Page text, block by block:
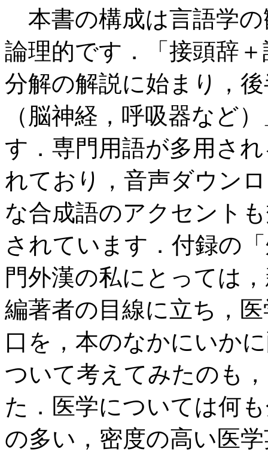
本書の構成は言語学
論理的です．「接頭辞
分解の解説に始まり，
（脳神経，呼吸器など
す．専門用語が多用さ
れており，音声ダウン
な合成語のアクセント
されています．付録の
門外漢の私にとっては
編著者の目線に立ち，
口を，本のなかにいか
ついて考えてみたのも
た．医学については何
の多い，密度の高い医